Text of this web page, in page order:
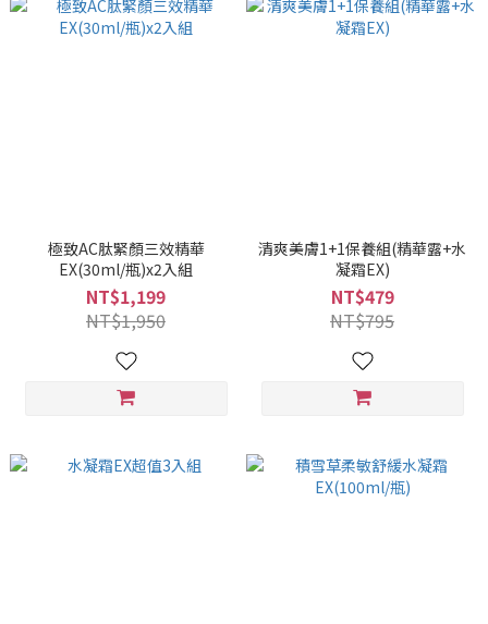
極致AC肽緊顏三效精華
EX(30ml/瓶)x2入組
NT$1,199
NT$1,950
清爽美膚1+1保養組(精華露+水
凝霜EX)
NT$479
NT$795